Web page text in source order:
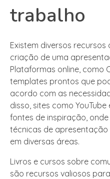
trabalho
Existem diversos
criação de uma
Plataformas online, como
templates prontos que
acordo com as
disso, sites como YouTube
fontes de inspiração,
técnicas de
em diversas áreas.
Livros e cursos sobre
são recursos valiosos